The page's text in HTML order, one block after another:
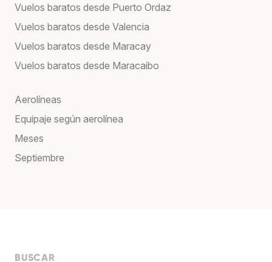
Vuelos baratos desde Puerto Ordaz
Vuelos baratos desde Valencia
Vuelos baratos desde Maracay
Vuelos baratos desde Maracaibo
Aerolíneas
Equipaje según aerolínea
Meses
Septiembre
BUSCAR